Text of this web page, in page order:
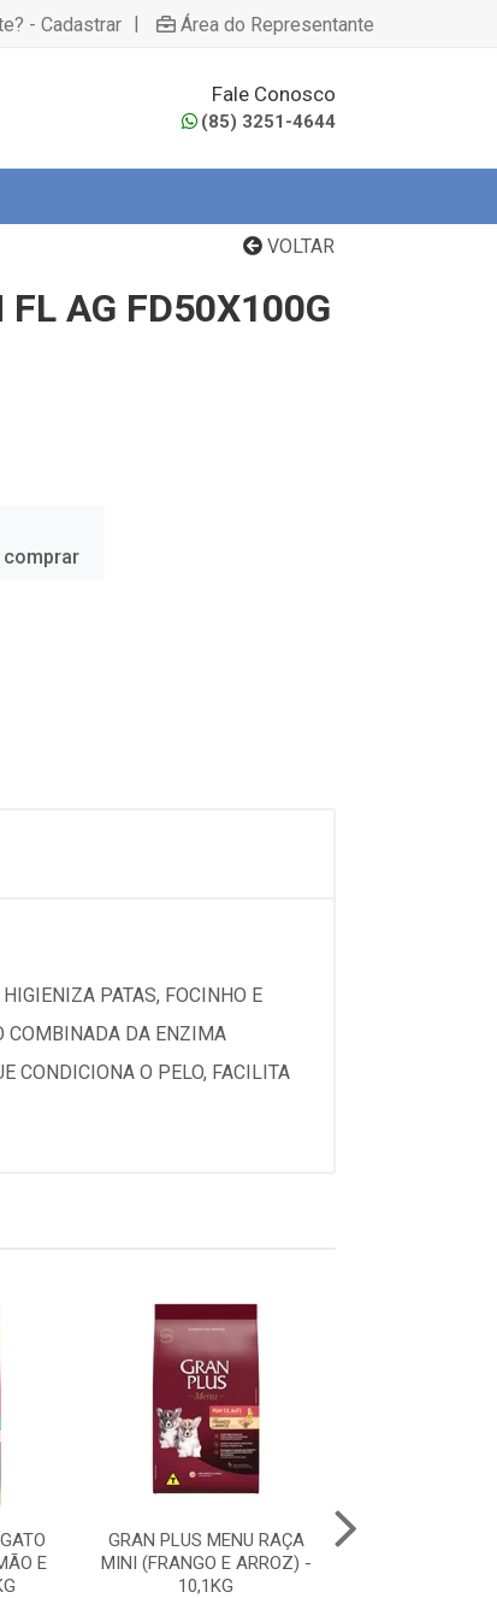
- Cadastrar | Área do Representante
Fale Conosco
(85) 3251-4644
VOLTAR
FL AG FD50X100G
comprar
PATAS, FOCINHO E
COMBINADA DA ENZIMA
CONDICIONA O PELO, FACILITA
E
GRAN PLUS MENU RAÇA
MINI (FRANGO E ARROZ) -
10,1KG